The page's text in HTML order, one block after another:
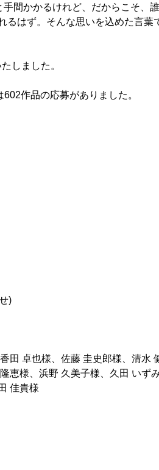
手間かかるけれど、だからこそ、
るはず。そんな思いを込めた言葉
しました。
作品の応募がありました。
)
田 卓也様、佐藤 圭史郎様、清水
恵様、浜野 久美子様、久田 いず
佳貴様